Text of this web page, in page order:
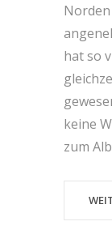
hat so
keine
zum